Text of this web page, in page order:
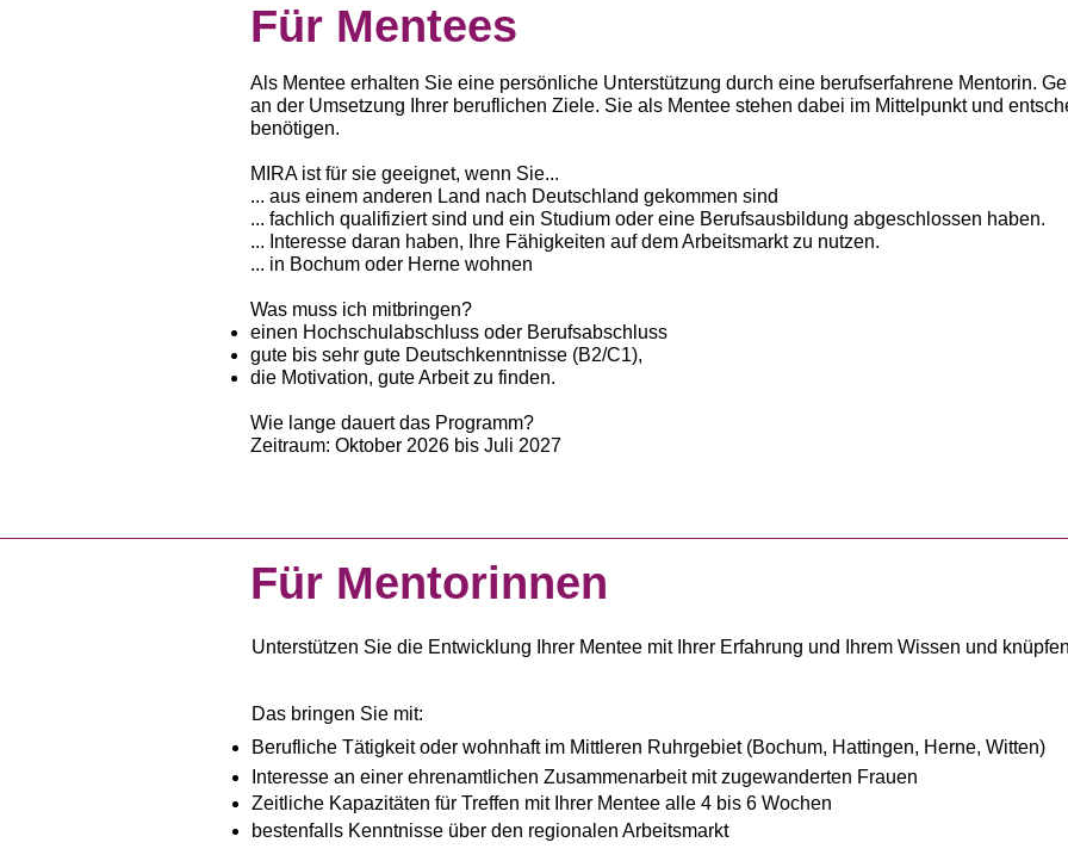
Für Mentees
Als Mentee erhalten Sie eine persönliche Unterstützung durch eine berufserfahrene Mentorin.
an der Umsetzung Ihrer beruflichen Ziele. Sie als Mentee stehen dabei im Mittelpunkt und
benötigen.
MIRA ist für sie geeignet, wenn Sie...
... aus einem anderen Land nach Deutschland gekommen sind
... fachlich qualifiziert sind und ein Studium oder eine Berufsausbildung abgeschlossen haben.
... Interesse daran haben, Ihre Fähigkeiten auf dem Arbeitsmarkt zu nutzen.
... in Bochum oder Herne wohnen
Was muss ich mitbringen?
einen Hochschulabschluss oder Berufsabschluss
gute bis sehr gute Deutschkenntnisse (B2/C1),
die Motivation, gute Arbeit zu finden.
Wie lange dauert das Programm?
Zeitraum: Oktober 2026 bis Juli 2027
Für Mentorinnen
Unterstützen Sie die Entwicklung Ihrer Mentee mit Ihrer Erfahrung und Ihrem Wissen und
Das bringen Sie mit:
Berufliche Tätigkeit oder wohnhaft im Mittleren Ruhrgebiet (Bochum, Hattingen, Herne, Witten)
Interesse an einer ehrenamtlichen Zusammenarbeit mit zugewanderten Frauen
Zeitliche Kapazitäten für Treffen mit Ihrer Mentee alle 4 bis 6 Wochen
bestenfalls Kenntnisse über den regionalen Arbeitsmarkt